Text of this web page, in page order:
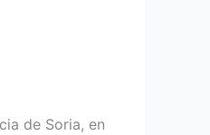
de Soria, en